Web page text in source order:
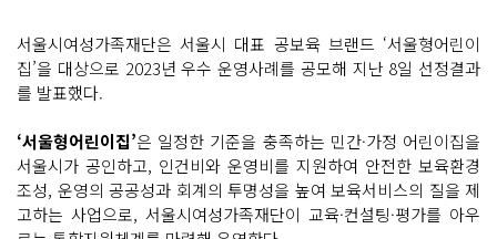
서울시여성가족재단은 서울시 대표 공보육 브랜드 ‘서울형어린이
집’을 대상으로 2023년 우수 운영사례를 공모해 지난 8일 선정결과
를 발표했다.
‘서울형어린이집’은 일정한 기준을 충족하는 민간·가정 어린이집을
서울시가 공인하고, 인건비와 운영비를 지원하여 안전한 보육환경
조성, 운영의 공공성과 회계의 투명성을 높여 보육서비스의 질을 제
고하는 사업으로, 서울시여성가족재단이 교육·컨설팅·평가를 아우